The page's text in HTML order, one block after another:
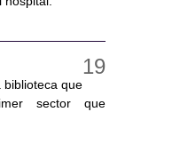
biblioteca que
sector que